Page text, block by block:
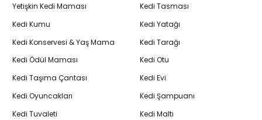
Yetişkin Kedi Maması
Kedi Kumu
Kedi Konservesi & Yaş Mama
Kedi Ödül Maması
Kedi Taşıma Çantası
Kedi Oyuncakları
Kedi Tuvaleti
Kedi Tasması
Kedi Yatağı
Kedi Tarağı
Kedi Otu
Kedi Evi
Kedi Şampuanı
Kedi Maltı